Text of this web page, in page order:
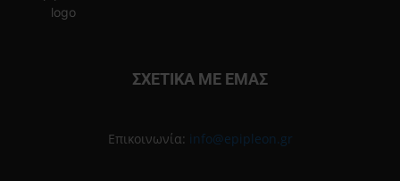
ΣΧΕΤΙΚΑ ΜΕ ΕΜΑΣ
Επικοινωνία: info@epipleon.gr